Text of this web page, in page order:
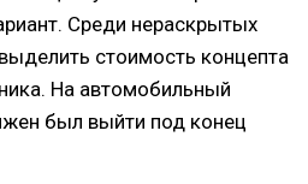
Среди нераскрытых
стоимость концепта
На автомобильный
был выйти под конец